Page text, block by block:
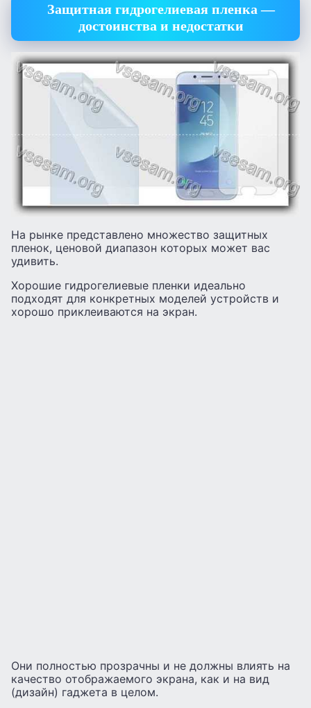
Защитная гидрогелиевая пленка —
достоинства и недостатки
На рынке представлено множество защитных
пленок, ценовой диапазон которых может вас
удивить.
Хорошие гидрогелиевые пленки идеально
подходят для конкретных моделей устройств и
хорошо приклеиваются на экран.
Они полностью прозрачны и не должны влиять на
качество отображаемого экрана, как и на вид
(дизайн) гаджета в целом.